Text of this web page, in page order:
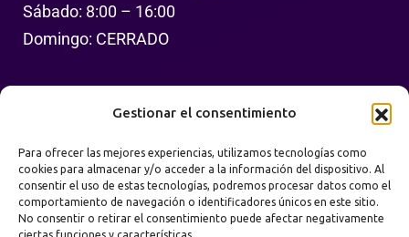
Gestionar el consentimiento
Para ofrecer las mejores experiencias, utilizamos tecnologías como
cookies para almacenar y/o acceder a la información del dispositivo. Al
consentir el uso de estas tecnologías, podremos procesar datos como el
comportamiento de navegación o identificadores únicos en este sitio.
No consentir o retirar el consentimiento puede afectar negativamente
Sábado: 8:00 – 16:00
Domingo: CERRADO
Síguenos